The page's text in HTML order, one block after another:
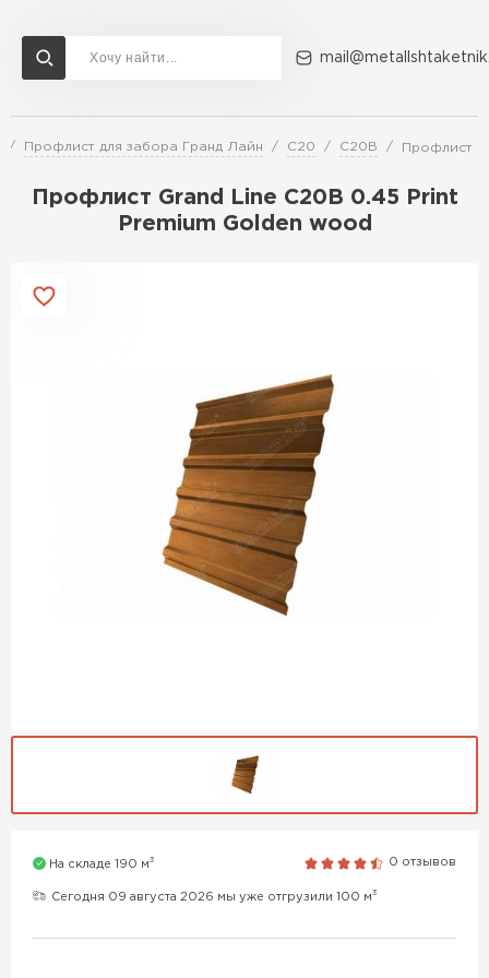
Профлист для забора Гранд Лайн C20 С20В Профлист
Профлист Grand Line C20В 0.45 Print
Premium Golden wood
На складе 190 м3 0 отзывов
Сегодня 09 августа 2026 мы уже отгрузили 100 м3
Доставка и оплата Акции О компании Контакты
Перейти в каталог